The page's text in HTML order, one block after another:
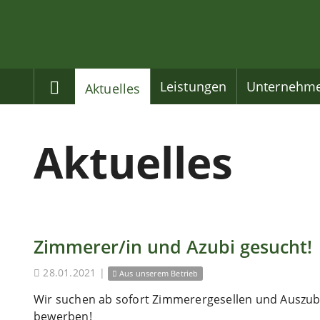
Home
Aktuelles Leistungen
Aktuelles
Zimmerer/in und Azubi gesucht!
28.01.2021 | Aus unserem Betrieb
Wir suchen ab sofort Zimmerergesellen und
bewerben!